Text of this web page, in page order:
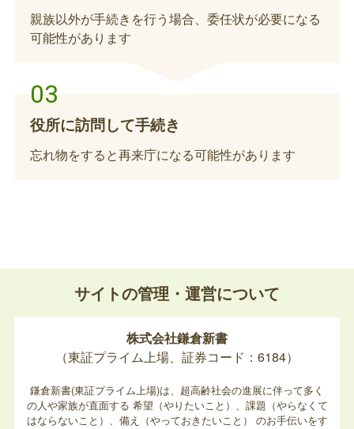
児童手当の受給者変更の手続き
なります。
児童扶養手当の受給者の死亡届提出
特別児童扶養手当資格喪失届の提出【保護者
が亡くなられた場合】
亡くなられた方が特別児童扶養手当を受給していた
保護者の場合、死亡月をもって受給資格が喪失とな
ります。未払い分の手当があれば請求となり、受給
資格が継続するようであれば受給者変更の手続きと
なります。
ひとり親家庭等医療費助成医療証の返納手続
親族以外が手続きを行う場合、委任状が必要になる
可能性があります
役所に訪問して手続き
忘れ物をすると再来庁になる可能性があります
サイトの管理・運営について
株式会社鎌倉新書
（東証プライム上場、証券コード：6184）
鎌倉新書(東証プライム上場)は、超高齢社会の進展に伴って多く
の人や家族が直面する 希望（やりたいこと）、課題（やらなくて
はならないこと）、備え（やっておきたいこと）
のお手伝いをす